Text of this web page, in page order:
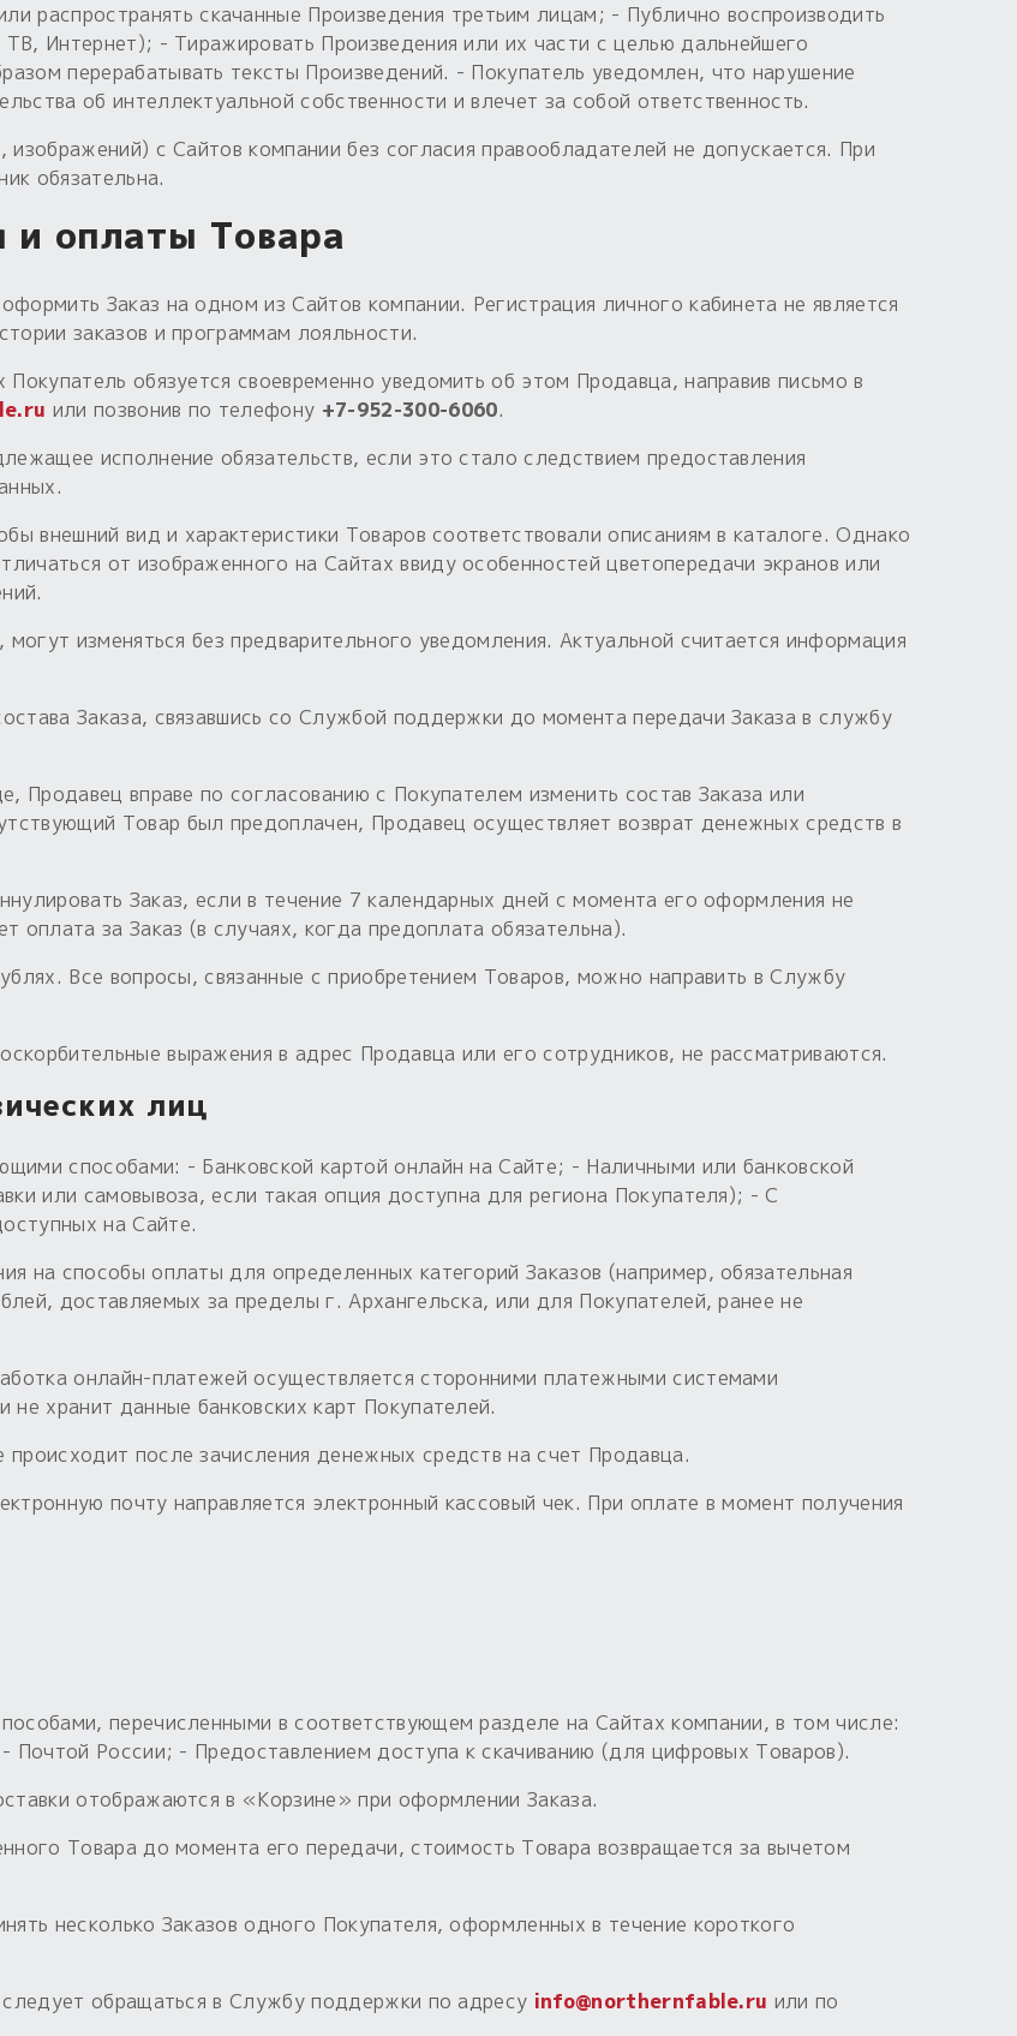
распространять скачанные Произведения третьим лицам; - Публично воспроизводить
Интернет); - Тиражировать Произведения или их части с целью дальнейшего
перерабатывать тексты Произведений. - Покупатель уведомлен, что нарушение
об интеллектуальной собственности и влечет за собой ответственность.
с Сайтов компании без согласия правообладателей не допускается. При
обязательна.
и оплаты Товара
Заказ на одном из Сайтов компании. Регистрация личного кабинета не является
заказов и программам лояльности.
обязуется своевременно уведомить об этом Продавца, направив письмо в
или позвонив по телефону +7-952-300-6060.
исполнение обязательств, если это стало следствием предоставления
внешний вид и характеристики Товаров соответствовали описаниям в каталоге. Однако
от изображенного на Сайтах ввиду особенностей цветопередачи экранов или
изменяться без предварительного уведомления. Актуальной считается информация
Заказа, связавшись со Службой поддержки до момента передачи Заказа в службу
Продавец вправе по согласованию с Покупателем изменить состав Заказа или
Товар был предоплачен, Продавец осуществляет возврат денежных средств в
Заказ, если в течение 7 календарных дней с момента его оформления не
оплата за Заказ (в случаях, когда предоплата обязательна).
Все вопросы, связанные с приобретением Товаров, можно направить в Службу
выражения в адрес Продавца или его сотрудников, не рассматриваются.
лиц
способами: - Банковской картой онлайн на Сайте; - Наличными или банковской
или самовывоза, если такая опция доступна для региона Покупателя); - С
на Сайте.
на способы оплаты для определенных категорий Заказов (например, обязательная
доставляемых за пределы г. Архангельска, или для Покупателей, ранее не
онлайн-платежей осуществляется сторонними платежными системами
хранит данные банковских карт Покупателей.
после зачисления денежных средств на счет Продавца.
почту направляется электронный кассовый чек. При оплате в момент получения
перечисленными в соответствующем разделе на Сайтах компании, в том числе:
России; - Предоставлением доступа к скачиванию (для цифровых Товаров).
отображаются в «Корзине» при оформлении Заказа.
Товара до момента его передачи, стоимость Товара возвращается за вычетом
несколько Заказов одного Покупателя, оформленных в течение короткого
обращаться в Службу поддержки по адресу info@northernfable.ru или по